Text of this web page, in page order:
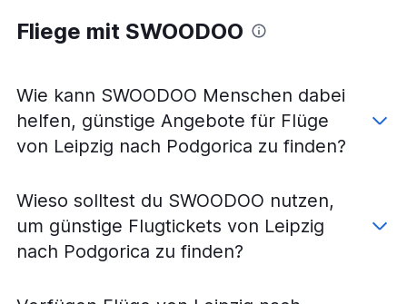
Flüge von Karlsruhe nach Podgorica
Flüge von Hannover nach Tivat
Flüge von Dortmund nach Tivat
Flüge von Bremen nach Tivat
Flüge von Friedrichshafen nach Podgorica
Flüge von Leipzig nach Tivat
Fliege mit SWOODOO
Wie kann SWOODOO Menschen dabei
helfen, günstige Angebote für Flüge
von Leipzig nach Podgorica zu finden?
Wieso solltest du SWOODOO nutzen,
um günstige Flugtickets von Leipzig
nach Podgorica zu finden?